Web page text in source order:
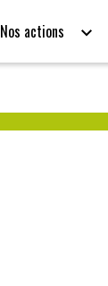
Nos actions